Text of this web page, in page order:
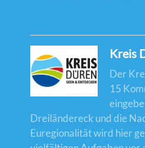
Kreis
Der
15
Dreiländereck und die
Euregionalität wird hier